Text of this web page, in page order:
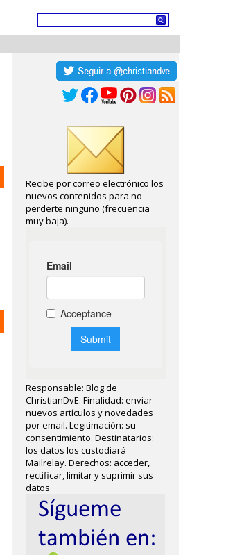
Recibe por correo electrónico los
nuevos contenidos para no
perderte ninguno (frecuencia
muy baja).
Responsable: Blog de
ChristianDvE. Finalidad: enviar
nuevos artículos y novedades
por email. Legitimación: su
consentimiento. Destinatarios:
los datos los custodiará
Mailrelay. Derechos: acceder,
rectificar, limitar y suprimir sus
datos